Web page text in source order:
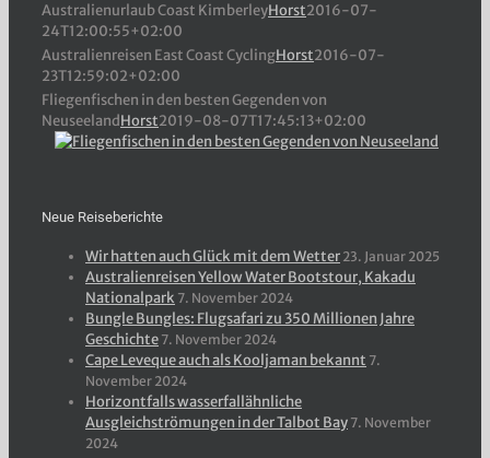
Australienurlaub Coast KimberleyHorst2016-07-
24T12:00:55+02:00
Australienreisen East Coast CyclingHorst2016-07-
23T12:59:02+02:00
Fliegenfischen in den besten Gegenden von
NeuseelandHorst2019-08-07T17:45:13+02:00
Neue Reiseberichte
Wir hatten auch Glück mit dem Wetter 23. Januar 2025
Australienreisen Yellow Water Bootstour, Kakadu
Nationalpark 7. November 2024
Bungle Bungles: Flugsafari zu 350 Millionen Jahre
Geschichte 7. November 2024
Cape Leveque auch als Kooljaman bekannt 7.
November 2024
Horizontfalls wasserfallähnliche
Ausgleichströmungen in der Talbot Bay 7. November
2024